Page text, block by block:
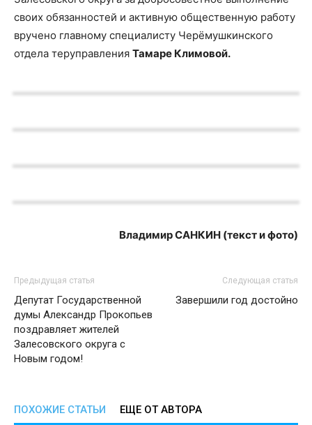
своих обязанностей и активную общественную работу
вручено главному специалисту Черёмушкинского
отдела теруправления Тамаре Климовой.
Владимир САНКИН (текст и фото)
Предыдущая статья
Депутат Государственной
думы Александр Прокопьев
поздравляет жителей
Залесовского округа с
Новым годом!
Следующая статья
Завершили год достойно
ПОХОЖИЕ СТАТЬИ ЕЩЕ ОТ АВТОРА